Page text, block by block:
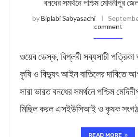
বনধের সমর্থনে পশ্চিম মেদিনীপুর
byBiplabi Sabyasachi
comment
ওয়েব ডেস্ক, বিপ্লবী সব্যসাচী
কৃষি ও বিদ্যুৎ আইন বাতিলের দাবিতে
সারা ভারত বনধের সমর্থনে পশ্চিম
মিছিল করল এসইউসিআই ও কৃষক
READ MORE